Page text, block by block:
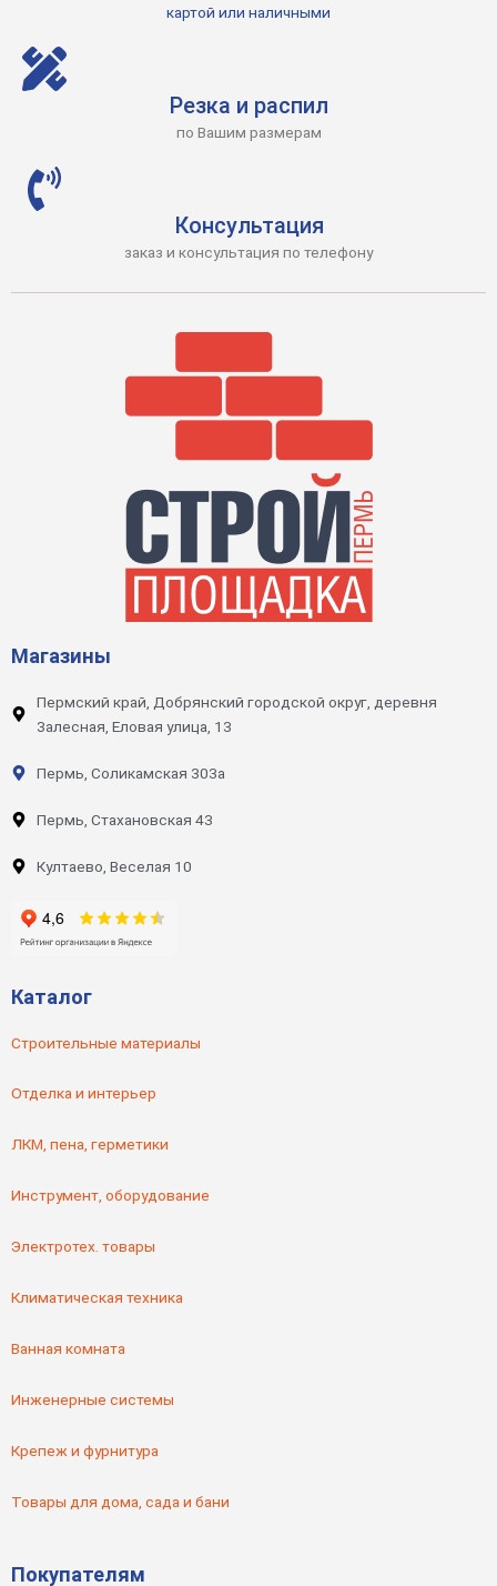
картой или наличными
Резка и распил
по Вашим размерам
Консультация
заказ и консультация по телефону
Магазины
Пермский край, Добрянский городской округ, деревня
Залесная, Еловая улица, 13
Пермь, Соликамская 303а
Пермь, Стахановская 43
Култаево, Веселая 10
Каталог
Строительные материалы
Отделка и интерьер
ЛКМ, пена, герметики
Инструмент, оборудование
Электротех. товары
Климатическая техника
Ванная комната
Инженерные системы
Крепеж и фурнитура
Товары для дома, сада и бани
Покупателям